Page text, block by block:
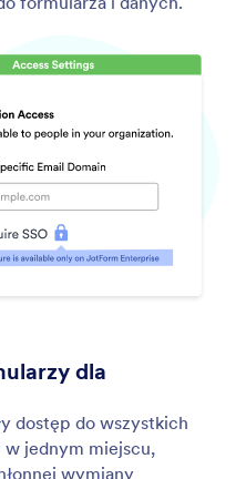
przy
online.
narzędziami, takimi